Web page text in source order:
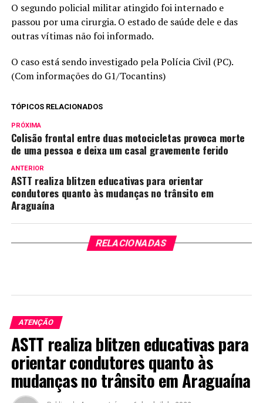
O segundo policial militar atingido foi internado e
passou por uma cirurgia. O estado de saúde dele e das
outras vítimas não foi informado.
O caso está sendo investigado pela Polícia Civil (PC).
(Com informações do G1/Tocantins)
TÓPICOS RELACIONADOS
PRÓXIMA
Colisão frontal entre duas motocicletas provoca morte
de uma pessoa e deixa um casal gravemente ferido
ANTERIOR
ASTT realiza blitzen educativas para orientar
condutores quanto às mudanças no trânsito em
Araguaína
RELACIONADAS
ATENÇÃO
ASTT realiza blitzen educativas para
orientar condutores quanto às
mudanças no trânsito em Araguaína